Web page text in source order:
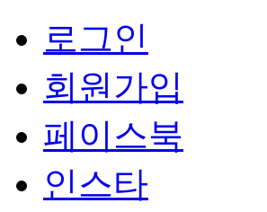
로그인
회원가입
페이스북
인스타